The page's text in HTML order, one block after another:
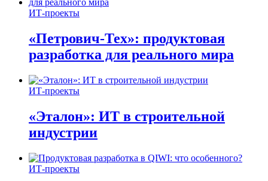
ИТ-проекты
«Петрович-Тех»: продуктовая
разработка для реального мира
ИТ-проекты
«Эталон»: ИТ в строительной
индустрии
ИТ-проекты